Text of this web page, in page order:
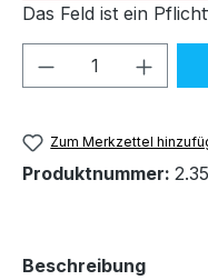
Das Feld ist ein
Produkt
Zum Merkzettel
Produktnummer:
Beschreibung